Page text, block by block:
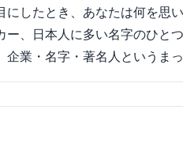
にしたとき、あなたは何を思
ー、日本人に多い名字のひと
業・名字・著名人というま